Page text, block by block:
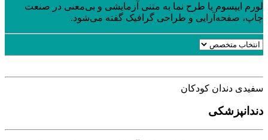
لورم ایپسوم یا طرح‌ نما به متنی آزمایشی و بی‌معنی در صنعت
چاپ، صفحه‌آرایی و طراحی گرافیک گفته می‌شود.
سفیدی دندان کودکان
دندانپزشکی